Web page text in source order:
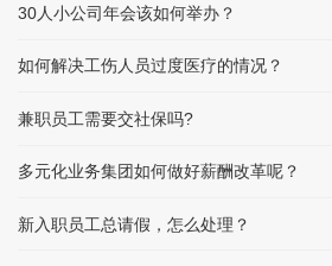
30人小公司年会该如何举办？
如何解决工伤人员过度医疗的情况？
兼职员工需要交社保吗?
多元化业务集团如何做好薪酬改革呢？
新入职员工总请假，怎么处理？